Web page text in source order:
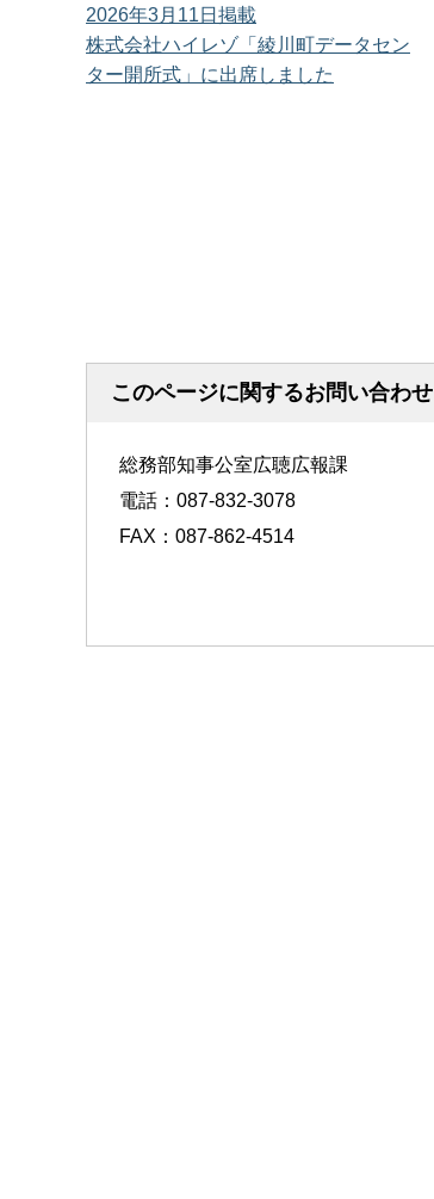
2026年3月11日掲載
株式会社ハイレゾ「綾川町データセン
ター開所式」に出席しました
このページに関するお問い合わせ
総務部知事公室広聴広報課
電話：087-832-3078
FAX：087-862-4514